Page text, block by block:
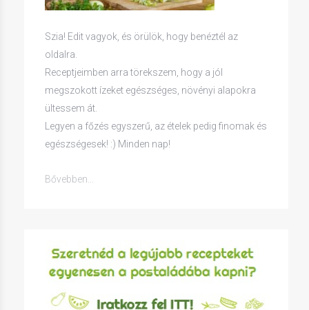
Szia! Edit vagyok, és örülök, hogy benéztél az
oldalra.
Receptjeimben arra törekszem, hogy a jól
megszokott ízeket egészséges, növényi alapokra
ültessem át.
Legyen a főzés egyszerű, az ételek pedig finomak és
egészségesek! :) Minden nap!
Bővebben...